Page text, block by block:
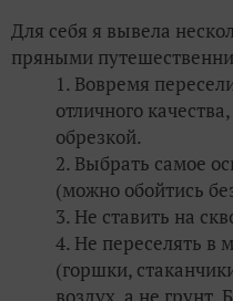
Для себя я вывела
пряными
Вовремя
отличного
обрезкой.
Выбрать самое
(можно обойтись
Не ставить на
Не переселять в
(горшки,